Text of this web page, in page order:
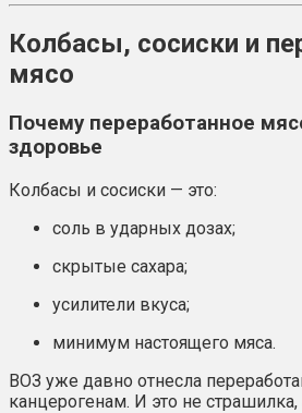
Колбасы, сосиски и
мясо
Почему переработанное
здоровье
Колбасы и сосиски — это:
соль в ударных дозах;
скрытые сахара;
усилители вкуса;
минимум настоящего мяса.
ВОЗ уже давно отнесла
канцерогенам. И это не страшилка,